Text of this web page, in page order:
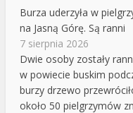
Burza uderzyła w
na Jasną Górę. Są ranni
7 sierpnia 2026
Dwie osoby zostały
w powiecie buskim
burzy drzewo
około 50 pielgrzymów